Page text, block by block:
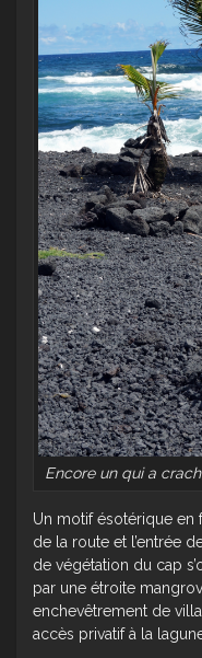
Encore un qui a
Un motif ésotérique en
de la route et l’entrée
de végétation du cap
par une étroite
enchevêtrement de
accès privatif à la